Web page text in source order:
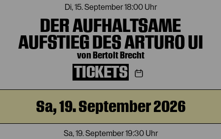
Di, 15. September18:00 Uhr
DER AUFHALTSAME
AUFSTIEG DES ARTURO UI
von Bertolt Brecht
TICKETS
Sa, 19. September 2026
Sa, 19. September19:30 Uhr